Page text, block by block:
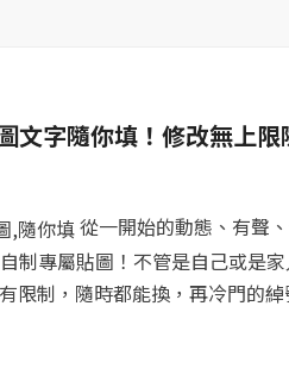
文字隨你填！修改無上
從一開始的動態、有聲
制專屬貼圖！不管是自己或是
限制，隨時都能換，再冷門的